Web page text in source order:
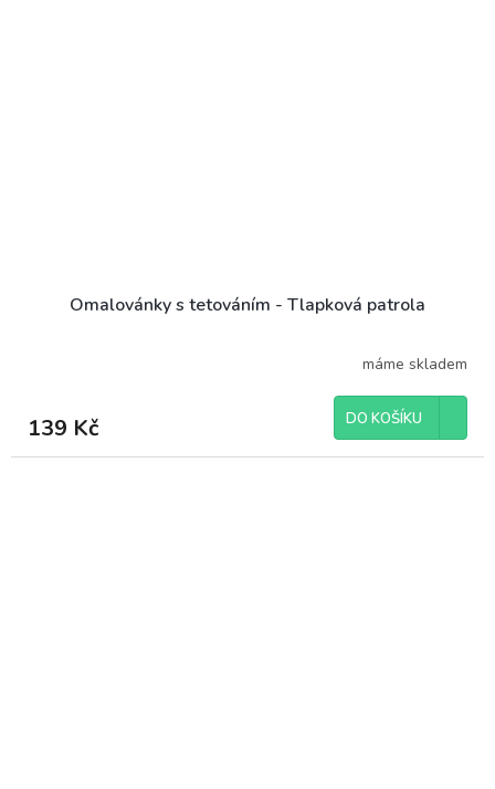
Omalovánky s tetováním - Tlapková patrola
máme skladem
139 Kč DO KOŠÍKU